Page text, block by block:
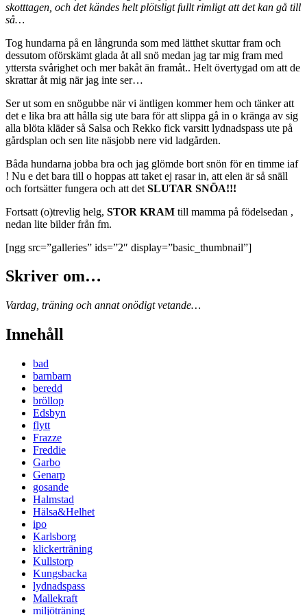
skotttagen, och det kändes helt plötsligt fullt rimligt att det kan gå till
så…
Tog hundarna på en långrunda som med lätthet skuttar fram och
dessutom oförskämt glada åt all snö medan jag tar mig fram med
yttersta svårighet och mer bakåt än framåt.. Helt övertygad om att de
skrattar åt mig när jag inte ser…
Ser ut som en snögubbe när vi äntligen kommer hem och tänker att
det e lika bra att hålla sig ute bara för att slippa gå in o kränga av sig
alla blöta kläder så Salsa och Rekko fick varsitt lydnadspass ute på
gårdsplan och sen lite näsjobb nere vid ladgården.
Båda hundarna jobba bra och jag glömde bort snön för en timme iaf
! Nu e det bara till o hoppas att taket ej rasar in, att elen är så snäll
och fortsätter fungera och att det SLUTAR SNÖA!!!
Fortsatt (o)trevlig helg, STOR KRAM till mamma på födelsedan ,
nedan lite bilder från fm.
[ngg src=”galleries” ids=”2″ display=”basic_thumbnail”]
Skriver om…
Vardag, träning och annat onödigt vetande…
Innehåll
bad
barnbarn
beredd
bröllop
Edsbyn
flytt
Frazze
Freddie
Garbo
Genarp
gosande
Halmstad
Hälsa&Helhet
ipo
Karlsborg
klickerträning
Kullstorp
Kungsbacka
lydnadspass
Mallekraft
miljöträning